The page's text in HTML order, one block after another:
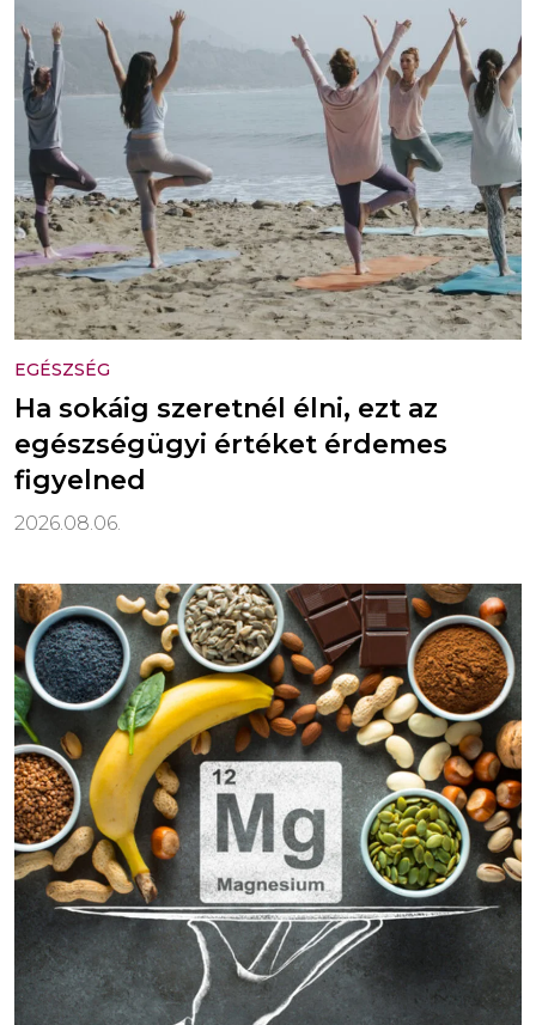
EGÉSZSÉG
Ha sokáig szeretnél élni, ezt az
egészségügyi értéket érdemes
figyelned
2026.08.06.